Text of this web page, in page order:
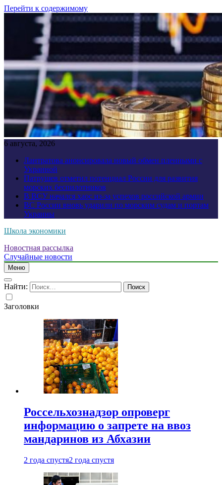
Перейти к содержимому
6 августа, 2026
Лантратова анонсировала новый обмен пленными с
Украиной
Патрушев отметил потенциал России для развития
морских беспилотников
В ВСУ начался хаос из-за успехов российской армии
ВС России вновь ударили по морским судам и портам
Украины
Школа экономики
Новостная рассылка
Случайные новости
Меню
Найти:
Заголовки
Россельхознадзор опроверг
информацию о запрете на ввоз
мандаринов из Абхазии
2 года спустя2 года спустя